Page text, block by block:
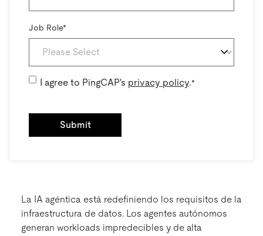
Job Role*
I agree to PingCAP's privacy policy.*
La IA agéntica está redefiniendo los requisitos de la
infraestructura de datos. Los agentes autónomos
generan workloads impredecibles y de alta